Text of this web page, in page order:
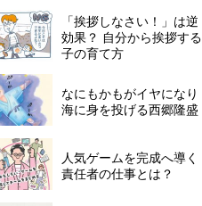
「挨拶しなさい！」は逆
効果？ 自分から挨拶する
子の育て方
なにもかもがイヤになり
海に身を投げる西郷隆盛
人気ゲームを完成へ導く
責任者の仕事とは？